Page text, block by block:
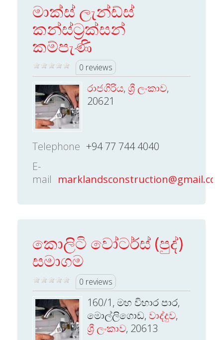
මාක්ස් ලැන්ඩ්ස්
කන්ස්ට‍්‍රක්සන්
කම්පැණි
0 reviews
රාජගිරිය, ශ්‍රී ලංකාව,
20621
Telephone +94 77 744 4040
E-
mail
කොලිටි වෝටර්ස් (පුද්)
සමාගම
0 reviews
160/1, මහ විහාර පාර,
මොල්ලිගොඩ, වාද්දුව,
ශ්‍රී ලංකාව, 20613